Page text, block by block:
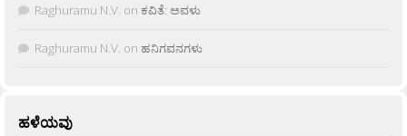
Raghuramu N.V. on ಕವಿತೆ: ಅವಳು
Raghuramu N.V. on ಹನಿಗವನಗಳು
ಹಳೆಯವು